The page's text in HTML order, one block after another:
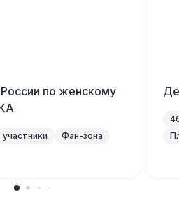
по женскому
Фан-зона